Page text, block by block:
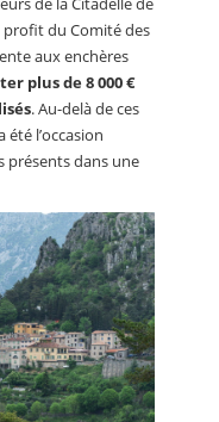
profit du Comité des
aux enchères
plus de 8 000 €
. Au-delà de ces
l’occasion
présents dans une